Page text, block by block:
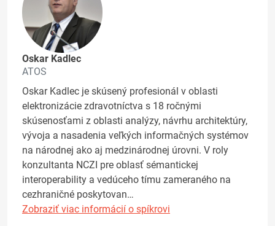
Oskar Kadlec
ATOS
Oskar Kadlec je skúsený profesionál v oblasti
elektronizácie zdravotníctva s 18 ročnými
skúsenosťami z oblasti analýzy, návrhu architektúry,
vývoja a nasadenia veľkých informačných systémov
na národnej ako aj medzinárodnej úrovni. V roly
konzultanta NCZI pre oblasť sémantickej
interoperability a vedúceho tímu zameraného na
cezhraničné poskytovan…
Zobraziť viac informácií o spíkrovi